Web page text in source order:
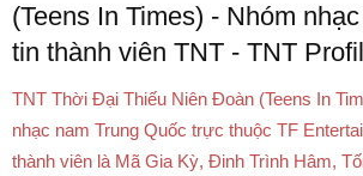
(Teens In Times) - Nhóm
tin thành viên TNT - TNT
TNT Thời Đại Thiếu Niên Đoàn (Teens In
nhạc nam Trung Quốc trực thuộc TF
thành viên là Mã Gia Kỳ, Đinh Trình Hâm,